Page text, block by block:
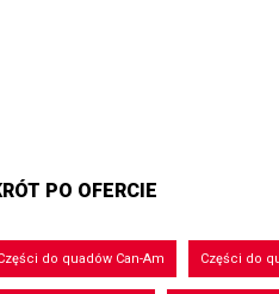
PO OFERCIE
do quadów Can-Am Części do